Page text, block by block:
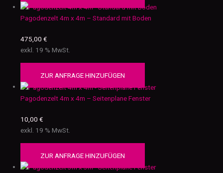
Pagodenzelt 4m x 4m – Standard mit Boden
475,00€
exkl. 19 % MwSt.
ZUR ANFRAGE HINZUFÜGEN
Pagodenzelt 4m x 4m – Seitenplane Fenster
10,00€
exkl. 19 % MwSt.
ZUR ANFRAGE HINZUFÜGEN